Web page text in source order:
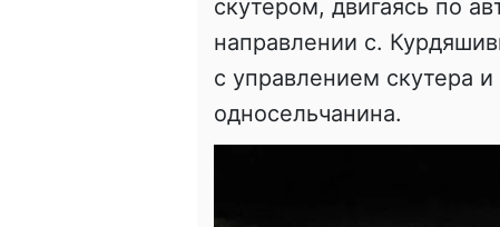
скутером, двигаясь по
направлении с.
с управлением скутера
односельчанина.